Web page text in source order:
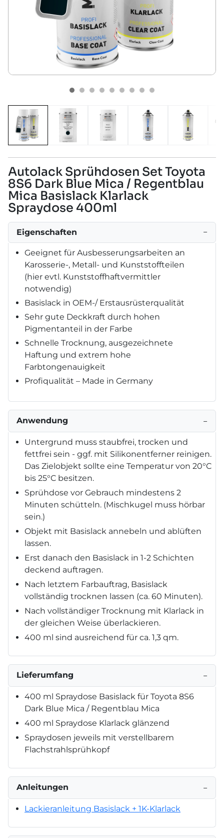
Autolack Sprühdosen Set Toyota
8S6 Dark Blue Mica / Regentblau
Mica Basislack Klarlack
Spraydose 400ml
Eigenschaften −
Geeignet für Ausbesserungsarbeiten an
Karosserie-, Metall- und Kunststoffteilen
(hier evtl. Kunststoffhaftvermittler
notwendig)
Basislack in OEM-/ Erstausrüsterqualität
Sehr gute Deckkraft durch hohen
Pigmentanteil in der Farbe
Schnelle Trocknung, ausgezeichnete
Haftung und extrem hohe
Farbtongenauigkeit
Profiqualität – Made in Germany
Anwendung −
Untergrund muss staubfrei, trocken und
fettfrei sein - ggf. mit Silikonentferner reinigen.
Das Zielobjekt sollte eine Temperatur von 20°C
bis 25°C besitzen.
Sprühdose vor Gebrauch mindestens 2
Minuten schütteln. (Mischkugel muss hörbar
sein.)
Objekt mit Basislack annebeln und ablüften
lassen.
Erst danach den Basislack in 1-2 Schichten
deckend auftragen.
Nach letztem Farbauftrag, Basislack
vollständig trocknen lassen (ca. 60 Minuten).
Nach vollständiger Trocknung mit Klarlack in
der gleichen Weise überlackieren.
400 ml sind ausreichend für ca. 1,3 qm.
Lieferumfang −
400 ml Spraydose Basislack für Toyota 8S6
Dark Blue Mica / Regentblau Mica
400 ml Spraydose Klarlack glänzend
Spraydosen jeweils mit verstellbarem
Flachstrahlsprühkopf
Anleitungen −
Lackieranleitung Basislack + 1K-Klarlack